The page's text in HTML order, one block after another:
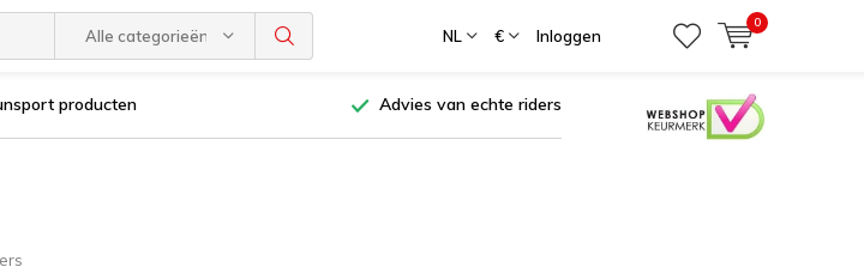
Alle categorieën NL € Inloggen
0
producten Advies van echte riders